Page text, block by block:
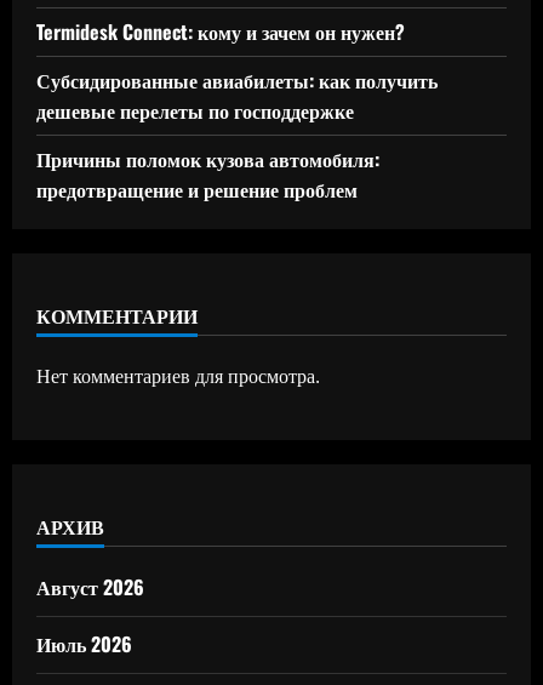
Termidesk Connect: кому и зачем он нужен?
Субсидированные авиабилеты: как получить
дешевые перелеты по господдержке
Причины поломок кузова автомобиля:
предотвращение и решение проблем
КОММЕНТАРИИ
Нет комментариев для просмотра.
АРХИВ
Август 2026
Июль 2026